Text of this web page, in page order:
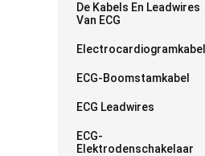
De Kabels En Leadwires
Van ECG
Electrocardiogramkabel
ECG-Boomstamkabel
ECG Leadwires
ECG-
Elektrodenschakelaar